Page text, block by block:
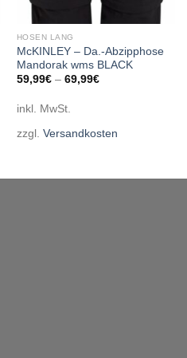
HOSEN LANG
McKINLEY – Da.-Abzipphose
Mandorak wms BLACK
59,99€– 69,99€
inkl. MwSt.
zzgl. Versandkosten